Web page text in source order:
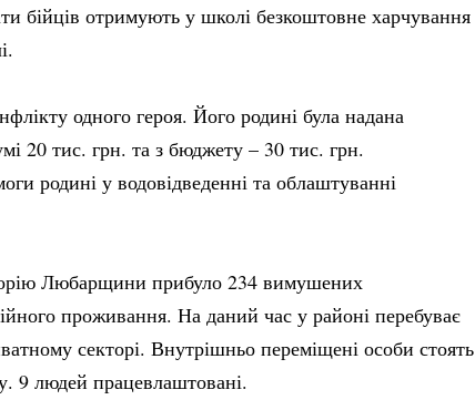
бійців отримують у школі безкоштовне харчування
одного героя. Його родині була надана
20 тис. грн. та з бюджету – 30 тис. грн.
родині у водовідведенні та облаштуванні
Любарщини прибуло 234 вимушених
проживання. На даний час у районі перебуває
секторі. Внутрішньо переміщені особи стоять
9 людей працевлаштовані.